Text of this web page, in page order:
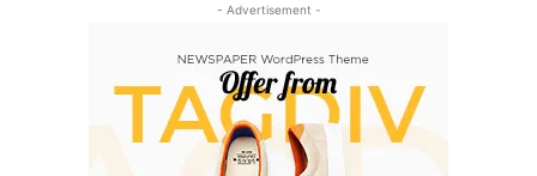
- Advertisement -